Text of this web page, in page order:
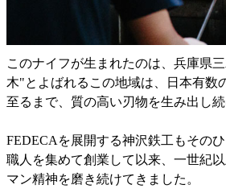
このナイフが生まれたのは、兵庫県
木"とよばれるこの地域は、日本有数
至るまで、質の高い刃物を生み出し続
FEDECAを展開する神沢鉄工もその
職人を集めて創業して以来、一世紀
マン精神を磨き続けてきました。